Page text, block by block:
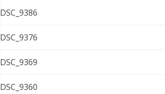
DSC_9386
DSC_9376
DSC_9369
DSC_9360